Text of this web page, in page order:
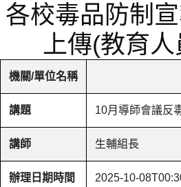
各校毒品防制
上傳(教育
機關/單位名稱
講題 10月導師會議反
講師 生輔組長
辦理日期時間 2025-10-